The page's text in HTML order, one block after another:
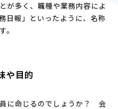
が多く、職種や業務内容によ
日報」といったように、名称
。
や目的
に命じるのでしょうか？ 会